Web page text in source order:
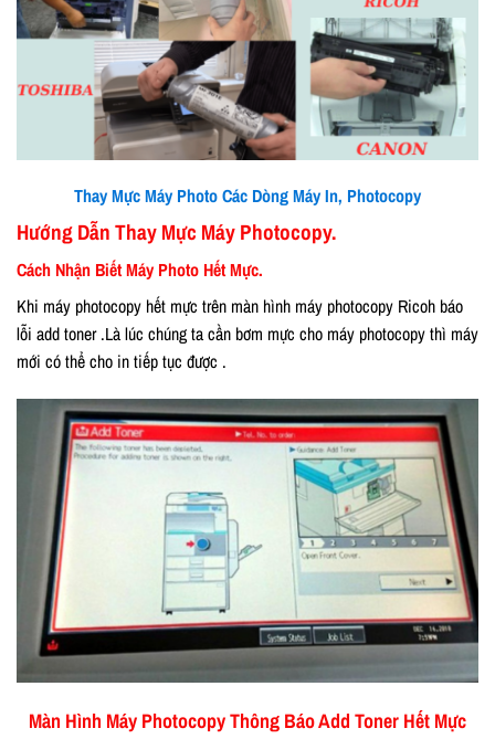
Thay Mực Máy Photo Các Dòng Máy In, Photocopy
Hướng Dẫn Thay Mực Máy Photocopy.
Cách Nhận Biết Máy Photo Hết Mực.
Khi máy photocopy hết mực trên màn hình máy photocopy Ricoh báo
lỗi add toner .Là lúc chúng ta cần bơm mực cho máy photocopy thì máy
mới có thể cho in tiếp tục được .
Màn Hình Máy Photocopy Thông Báo Add Toner Hết Mực